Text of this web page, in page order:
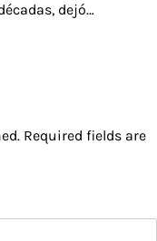
dejó…
Required fields are